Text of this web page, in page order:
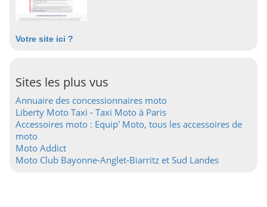
Votre site ici ?
Sites les plus vus
Annuaire des concessionnaires moto
Liberty Moto Taxi - Taxi Moto à Paris
Accessoires moto : Equip' Moto, tous les accessoires de
moto
Moto Addict
Moto Club Bayonne-Anglet-Biarritz et Sud Landes